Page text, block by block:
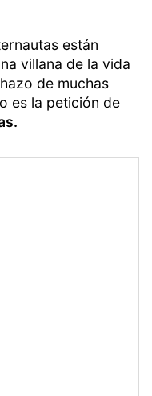
están
villana de la vida
de muchas
es la petición de